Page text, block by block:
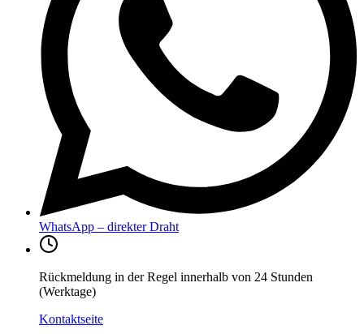
WhatsApp – direkter Draht
Rückmeldung in der Regel innerhalb von 24 Stunden
(Werktage)
Kontaktseite